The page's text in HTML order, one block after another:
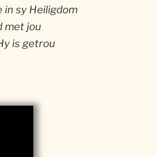
in sy Heiligdom
met jou
is getrou